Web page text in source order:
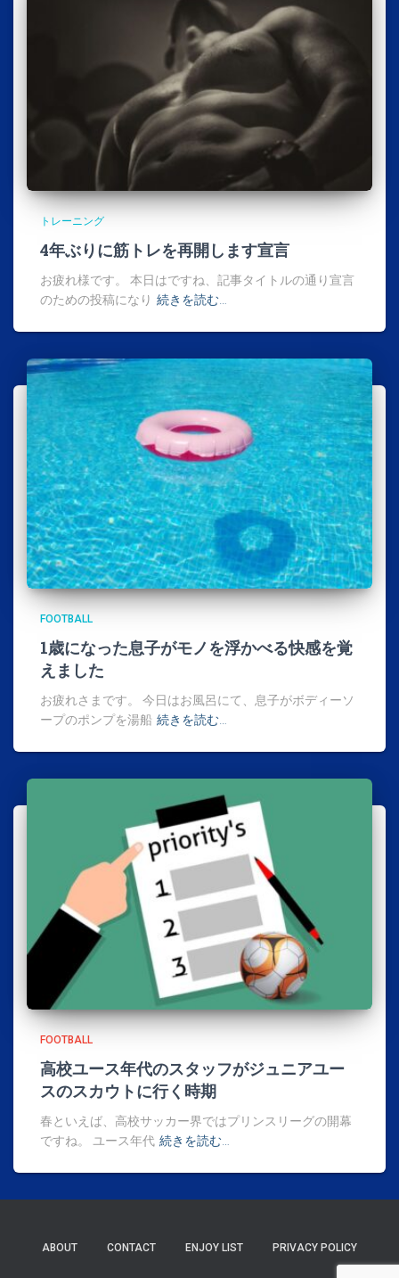
トレーニング
4年ぶりに筋トレを再開します宣言
お疲れ様です。 本日はですね、記事タイトルの通り宣言
のための投稿になり 続きを読む…
FOOTBALL
1歳になった息子がモノを浮かべる快感を覚
えました
お疲れさまです。 今日はお風呂にて、息子がボディーソ
ープのポンプを湯船 続きを読む…
FOOTBALL
高校ユース年代のスタッフがジュニアユー
スのスカウトに行く時期
春といえば、高校サッカー界ではプリンスリーグの開幕
ですね。 ユース年代 続きを読む…
ABOUT CONTACT ENJOY LIST PRIVACY POLICY